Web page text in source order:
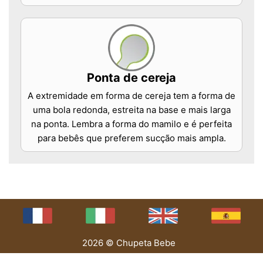
Ponta de cereja
A extremidade em forma de cereja tem a forma de
uma bola redonda, estreita na base e mais larga
na ponta. Lembra a forma do mamilo e é perfeita
para bebês que preferem sucção mais ampla.
2026 © Chupeta Bebe